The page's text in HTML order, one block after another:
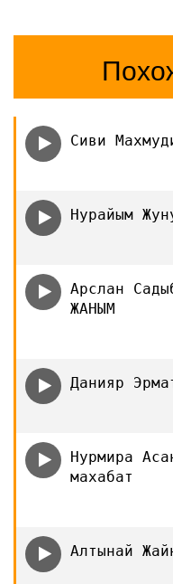
Сиви
Нурайым
Арслан
ЖАНЫМ
Данияр
Нурмира
махабат
Алтынай